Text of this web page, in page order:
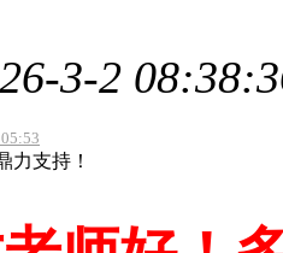
3-2
力支持！